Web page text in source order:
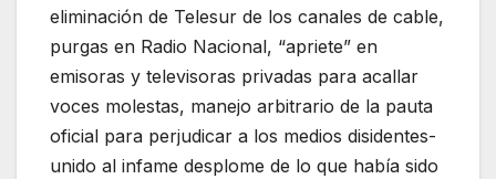
eliminación de Telesur de los canales de cable,
purgas en Radio Nacional, “apriete” en
emisoras y televisoras privadas para acallar
voces molestas, manejo arbitrario de la pauta
oficial para perjudicar a los medios disidentes-
unido al infame desplome de lo que había sido